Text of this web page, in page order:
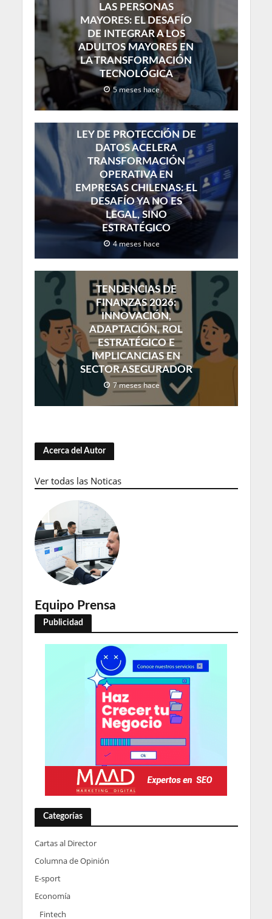
LAS PERSONAS
MAYORES: EL DESAFÍO
DE INTEGRAR A LOS
ADULTOS MAYORES EN
LA TRANSFORMACIÓN
TECNOLÓGICA
5 meses hace
LEY DE PROTECCIÓN DE
DATOS ACELERA
TRANSFORMACIÓN
OPERATIVA EN
EMPRESAS CHILENAS: EL
DESAFÍO YA NO ES
LEGAL, SINO
ESTRATÉGICO
4 meses hace
TENDENCIAS DE
FINANZAS 2026:
INNOVACIÓN,
ADAPTACIÓN, ROL
ESTRATÉGICO E
IMPLICANCIAS EN
SECTOR ASEGURADOR
7 meses hace
Acerca del Autor
Ver todas las Noticas
Equipo Prensa
Publicidad
Categorías
Cartas al Director
Columna de Opinión
E-sport
Economía
Fintech